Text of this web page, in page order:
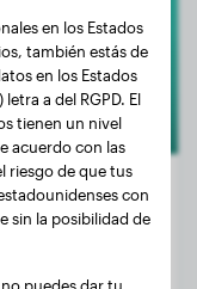
3 años, 4 meses
en los Estados
también estás de
en los Estados
a del RGPD. El
tienen un nivel
acuerdo con las
riesgo de que tus
con
sin la posibilidad de
no puedes dar tu